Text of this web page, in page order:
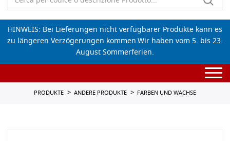
HINWEIS: Bei Lieferungen nicht verfügbarer Produkte kann es
zu längeren Verzögerungen kommen.Wir haben vom 5. bis 23.
August Sommerferien.
PRODUKTE ANDERE PRODUKTE FARBEN UND WACHSE